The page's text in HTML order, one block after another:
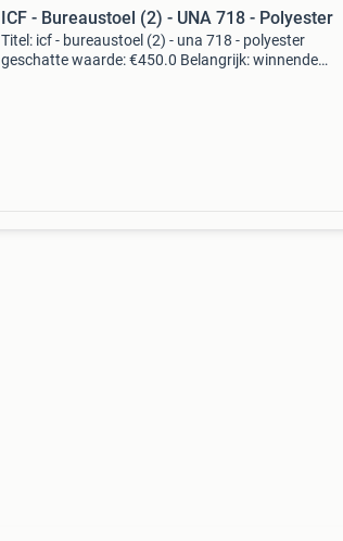
ICF - Bureaustoel (2) - UNA 718 - Polyester
Titel: icf - bureaustoel (2) - una 718 - polyester
geschatte waarde: €450.0 Belangrijk: winnende